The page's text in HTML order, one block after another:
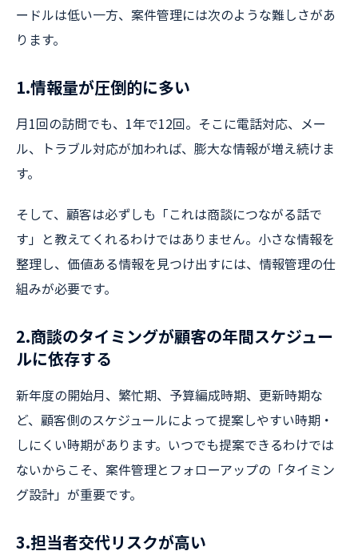
ードルは低い一方、案件管理には次のような難しさがあ
ります。
1.情報量が圧倒的に多い
月1回の訪問でも、1年で12回。そこに電話対応、メー
ル、トラブル対応が加われば、膨大な情報が増え続けま
す。
そして、顧客は必ずしも「これは商談につながる話で
す」と教えてくれるわけではありません。小さな情報を
整理し、価値ある情報を見つけ出すには、情報管理の仕
組みが必要です。
2.商談のタイミングが顧客の年間スケジュー
ルに依存する
新年度の開始月、繁忙期、予算編成時期、更新時期な
ど、顧客側のスケジュールによって提案しやすい時期・
しにくい時期があります。いつでも提案できるわけでは
ないからこそ、案件管理とフォローアップの「タイミン
グ設計」が重要です。
3.担当者交代リスクが高い